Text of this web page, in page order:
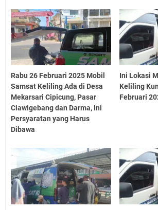
Rabu 26 Februari 2025 Mobil
Samsat Keliling Ada di Desa
Mekarsari Cipicung, Pasar
Ciawigebang dan Darma, Ini
Persyaratan yang Harus
Dibawa
Ini Lokasi
Keliling
Februari